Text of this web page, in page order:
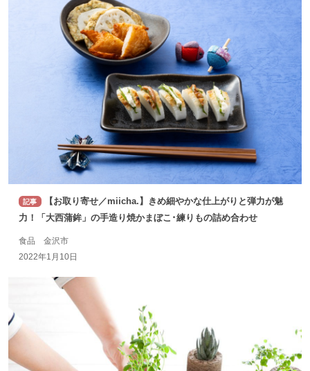
記事
【お取り寄せ／miicha.】きめ細やかな仕上がりと弾力が魅
力！「大西蒲鉾」の手造り焼かまぼこ･練りもの詰め合わせ
食品 金沢市
2022年1月10日